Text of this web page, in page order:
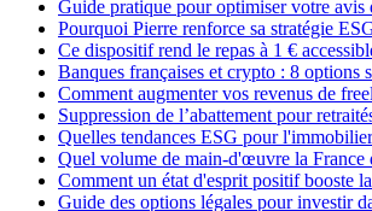
Guide pratique pour optimiser votre
Pourquoi Pierre renforce sa stratégie
Ce dispositif rend le repas à 1 €
Banques françaises et crypto : 8 options
Comment augmenter vos revenus de
Suppression de l’abattement pour
Quelles tendances ESG pour
Quel volume de main-d'œuvre la France
Comment un état d'esprit positif booste
Guide des options légales pour investir